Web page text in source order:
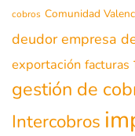
cobros Comunidad
deudor empresa
exportación facturas
gestión de
Intercobros